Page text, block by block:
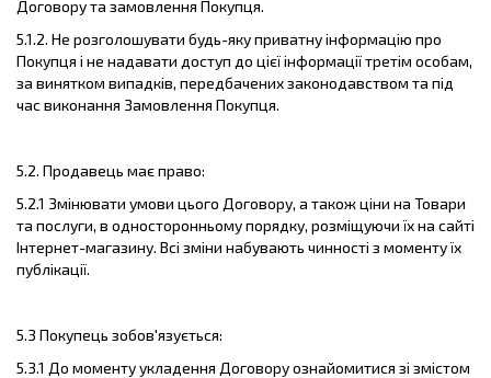
Договору та замовлення Покупця.
5.1.2. Не розголошувати будь-яку приватну інформацію про
Покупця і не надавати доступ до цієї інформації третім особам,
за винятком випадків, передбачених законодавством та під
час виконання Замовлення Покупця.
5.2. Продавець має право:
5.2.1 Змінювати умови цього Договору, а також ціни на Товари
та послуги, в односторонньому порядку, розміщуючи їх на сайті
Інтернет-магазину. Всі зміни набувають чинності з моменту їх
публікації.
5.3 Покупець зобов'язується:
5.3.1 До моменту укладення Договору ознайомитися зі змістом